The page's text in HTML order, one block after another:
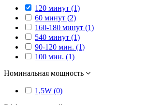
120 минут (1)
60 минут (2)
160-180 минут (1)
540 минут (1)
90-120 мин. (1)
100 мин. (1)
Номинальная мощность
1,5W (0)